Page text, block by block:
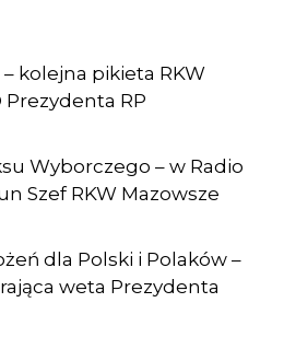
– kolejna pikieta RKW
Prezydenta RP
Wyborczego – w Radio
Szef RKW Mazowsze
dla Polski i Polaków –
weta Prezydenta